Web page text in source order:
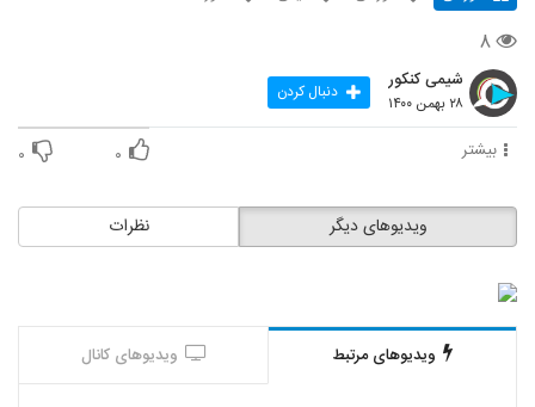
۸
شیمی کنکور
۲۸ بهمن ۱۴۰۰ دنبال کردن
بیشتر ۰ ۰
نظرات ویدیوهای دیگر
ویدیوهای مرتبط ویدیوهای کانال